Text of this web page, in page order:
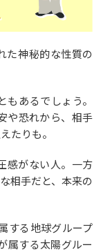
た神秘的な性質の
あるでしょう。
や恐れから、相手
たりも。
感がない人。一方
相手だと、本来の
する地球グループ
属する太陽グルー